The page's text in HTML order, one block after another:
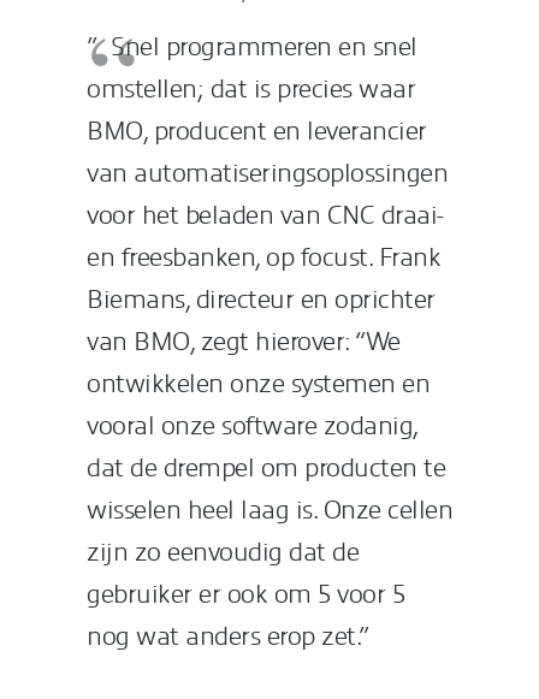
” Snel programmeren en snel
omstellen; dat is precies waar
BMO, producent en leverancier
van automatiseringsoplossingen
voor het beladen van CNC draai-
en freesbanken, op focust. Frank
Biemans, directeur en oprichter
van BMO, zegt hierover: “We
ontwikkelen onze systemen en
vooral onze software zodanig,
dat de drempel om producten te
wisselen heel laag is. Onze cellen
zijn zo eenvoudig dat de
gebruiker er ook om 5 voor 5
nog wat anders erop zet.”